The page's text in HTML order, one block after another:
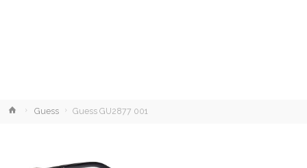
StronaGuess Guess GU2877 001